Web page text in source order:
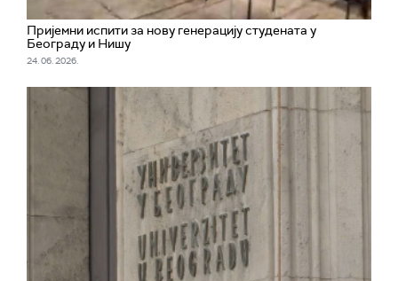
Пријемни испити за нову генерацију студената у
Београду и Нишу
24. 06. 2026.